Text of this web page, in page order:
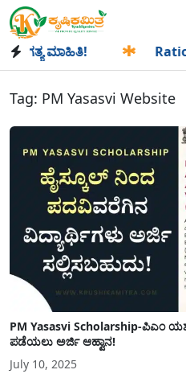
ಮಾಹಿತಿ! Ration
Tag: PM Yasasvi Website
PM Yasasvi Scholarship-ಪಿಎಂ
ಪಡೆಯಲು ಅರ್ಜಿ ಆಹ್ವಾನ!
July 10, 2025